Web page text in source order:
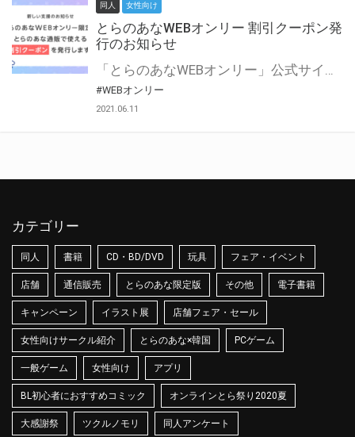
同人 女性向け
とらのあなWEBオンリー 割引クーポン発
行のお知らせ
「とらのあなWEBオンリー」公式サイトでとらのあな通販の「割引クーポン」を配布中！ イベントごとに開催当日限定で使える割引クーポンのシリアルコードを発行します。 とらのあなWEBオンリーのページをチェックして、イベント当日にお得にお買い物を楽しみましょう♪ ※本キャンペーンは予告なく終了する場合がございます。 とらのあなWEBオンリーサイトはこちら
#WEBオンリー
2021.06.11
カテゴリー
同人 書籍 CD・BD/DVD 玩具 フェア・イベント
店舗 通信販売 とらのあな限定版 その他 電子書籍
キャンペーン イラスト展 店舗フェア・セール
女性向けサークル紹介 とらのあな×韓国 PCゲーム
一般ゲーム 女性向け アプリ
BL初心者におすすめコミック オンラインとら祭り2020夏
大感謝祭 ツクルノモリ 同人アンケート